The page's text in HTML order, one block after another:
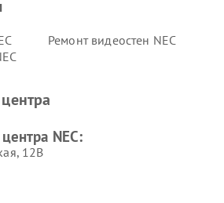
Ремонт видеостен NEC
NEC:
12В